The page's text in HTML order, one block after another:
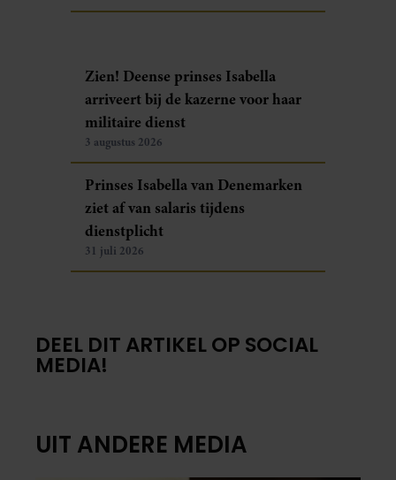
Zien! Deense prinses Isabella
arriveert bij de kazerne voor haar
militaire dienst
3 augustus 2026
Prinses Isabella van Denemarken
ziet af van salaris tijdens
dienstplicht
31 juli 2026
DEEL DIT ARTIKEL OP SOCIAL
MEDIA!
UIT ANDERE MEDIA